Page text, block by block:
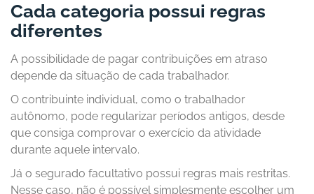
Cada categoria possui regras
diferentes
A possibilidade de pagar contribuições em atraso
depende da situação de cada trabalhador.
O contribuinte individual, como o trabalhador
autônomo, pode regularizar períodos antigos, desde
que consiga comprovar o exercício da atividade
durante aquele intervalo.
Já o segurado facultativo possui regras mais restritas.
Nesse caso, não é possível simplesmente escolher um